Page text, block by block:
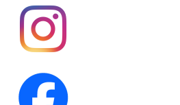
第19回人形供養祭
第18回人形供養祭
第16回人形供養祭